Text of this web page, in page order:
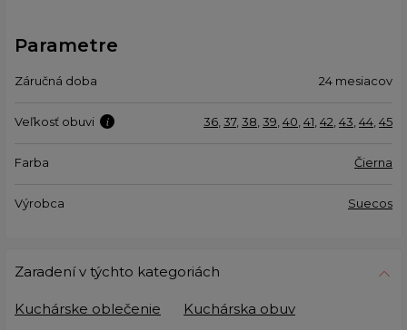
Parametre
Záručná doba 24 mesiacov
Veľkosť obuvi 36 37, 38 39 40 41 42 43 44 45
Farba Čierna
Výrobca Suecos
Zaradení v týchto kategoriách
Kuchárske oblečenie Kuchárska obuv